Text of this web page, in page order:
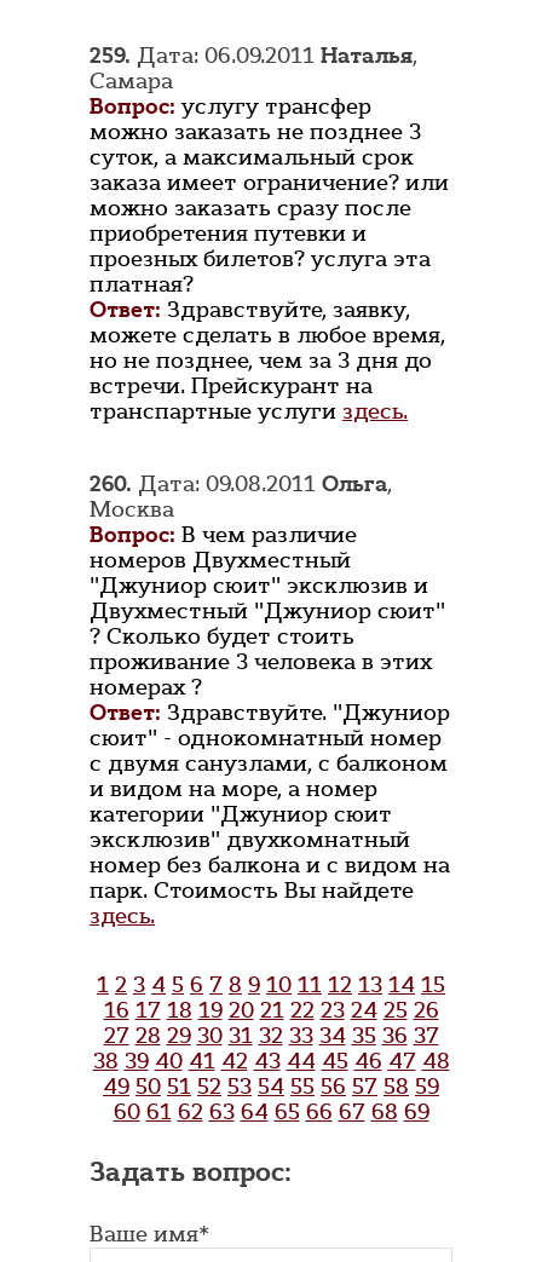
259. Дата: 06.09.2011 Наталья,
Самара
Вопрос: услугу трансфер
можно заказать не позднее 3
суток, а максимальный срок
заказа имеет ограничение? или
можно заказать сразу после
приобретения путевки и
проезных билетов? услуга эта
платная?
Ответ: Здравствуйте, заявку,
можете сделать в любое время,
но не позднее, чем за 3 дня до
встречи. Прейскурант на
транспартные услуги здесь.
260. Дата: 09.08.2011 Ольга,
Москва
Вопрос: В чем различие
номеров Двухместный
"Джуниор сюит" эксклюзив и
Двухместный "Джуниор сюит"
? Сколько будет стоить
проживание 3 человека в этих
номерах ?
Ответ: Здравствуйте. "Джуниор
сюит" - однокомнатный номер
с двумя санузлами, с балконом
и видом на море, а номер
категории "Джуниор сюит
эксклюзив" двухкомнатный
номер без балкона и с видом на
парк. Стоимость Вы найдете
здесь.
1 2 3 4 5 6 7 8 9 10 11 12 13 14 15
16 17 18 19 20 21 22 23 24 25 26
27 28 29 30 31 32 33 34 35 36 37
38 39 40 41 42 43 44 45 46 47 48
49 50 51 52 53 54 55 56 57 58 59
60 61 62 63 64 65 66 67 68 69
Задать вопрос:
Ваше имя*